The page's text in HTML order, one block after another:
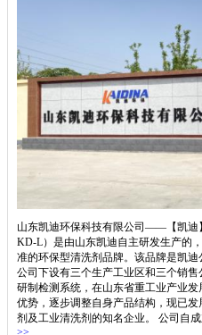
山东凯迪环保科技有限公司——【凯迪
KD-L）是由山东凯迪自主研发生产的
准的环保型清洗剂品牌。该品牌是凯
公司下设有三个生产工业区和三个销
研制检测系统，在山东省重工业产业
优势，逐步调整自身产品结构，现已
剂及工业清洗剂的知名企业。 公司自
>>